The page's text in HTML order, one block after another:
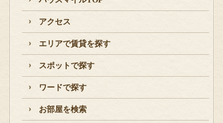
アクセス
エリアで賃貸を探す
スポットで探す
ワードで探す
お部屋を検索